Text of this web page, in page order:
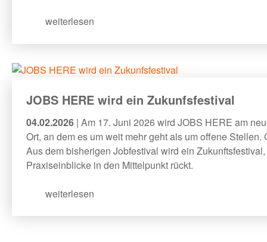
weiterlesen
JOBS HERE wird ein Zukunfsfestival
04.02.2026 | Am 17. Juni 2026 wird JOBS HERE am
Ort, an dem es um weit mehr geht als um offene
Aus dem bisherigen Jobfestival wird ein
Praxiseinblicke in den Mittelpunkt rückt.
weiterlesen